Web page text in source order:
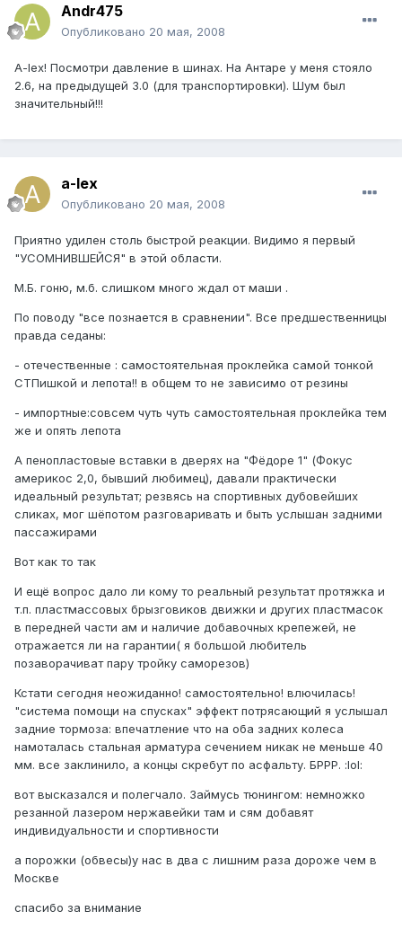
Andr475
Опубликовано 20 мая, 2008
A-lex! Посмотри давление в шинах. На Антаре у меня стояло
2.6, на предыдущей 3.0 (для транспортировки). Шум был
значительный!!!
a-lex
Опубликовано 20 мая, 2008
Приятно удилен столь быстрой реакции. Видимо я первый
"УСОМНИВШЕЙСЯ" в этой области.
М.Б. гоню, м.б. слишком много ждал от маши .
По поводу "все познается в сравнении". Все предшественницы
правда седаны:
- отечественные : самостоятельная проклейка самой тонкой
СТПишкой и лепота!! в общем то не зависимо от резины
- импортные:совсем чуть чуть самостоятельная проклейка тем
же и опять лепота
А пенопластовые вставки в дверях на "Фёдоре 1" (Фокус
америкос 2,0, бывший любимец), давали практически
идеальный результат; резвясь на спортивных дубовейших
сликах, мог шёпотом разговаривать и быть услышан задними
пассажирами
Вот как то так
И ещё вопрос дало ли кому то реальный результат протяжка и
т.п. пластмассовых брызговиков движки и других пластмасок
в передней части ам и наличие добавочных крепежей, не
отражается ли на гарантии( я большой любитель
позаворачиват пару тройку саморезов)
Кстати сегодня неожиданно! самостоятельно! влючилась!
"система помощи на спусках" эффект потрясающий я услышал
задние тормоза: впечатление что на оба задних колеса
намоталась стальная арматура сечением никак не меньше 40
мм. все заклинило, а концы скребут по асфальту. БРРР. :lol:
вот высказался и полегчало. Займусь тюнингом: немножко
резанной лазером нержавейки там и сям добавят
индивидуальности и спортивности
а порожки (обвесы)у нас в два с лишним раза дороже чем в
Москве
спасибо за внимание